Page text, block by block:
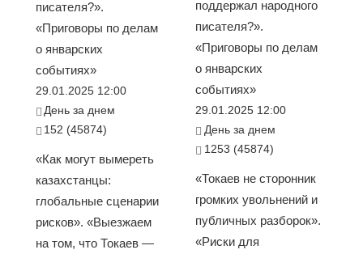
писателя?».
«Приговоры по делам
о январских
событиях»
29.01.2025 12:00
День за днем
152 (45874)
«Как могут вымереть
казахстанцы:
глобальные сценарии
рисков». «Выезжаем
на том, что Токаев —
поддержал народного
писателя?».
«Приговоры по делам
о январских
событиях»
29.01.2025 12:00
День за днем
1253 (45874)
«Токаев не сторонник
громких увольнений и
публичных разборок».
«Риски для